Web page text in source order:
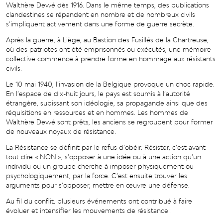
Walthère Dewé dès 1916. Dans le même temps, des publications
clandestines se répandent en nombre et de nombreux civils
s’impliquent activement dans une forme de guerre secrète.
Après la guerre, à Liège, au Bastion des Fusillés de la Chartreuse,
où des patriotes ont été emprisonnés ou exécutés, une mémoire
collective commence à prendre forme en hommage aux résistants
civils.
Le 10 mai 1940, l’invasion de la Belgique provoque un choc rapide.
En l’espace de dix-huit jours, le pays est soumis à l’autorité
étrangère, subissant son idéologie, sa propagande ainsi que des
réquisitions en ressources et en hommes. Les hommes de
Walthère Dewé sont prêts, les anciens se regroupent pour former
de nouveaux noyaux de résistance.
La Résistance se définit par le refus d’obéir. Résister, c’est avant
tout dire « NON », s’opposer à une idée ou à une action qu’un
individu ou un groupe cherche à imposer physiquement ou
psychologiquement, par la force. C’est ensuite trouver les
arguments pour s’opposer, mettre en œuvre une défense.
Au fil du conflit, plusieurs événements ont contribué à faire
évoluer et intensifier les mouvements de résistance :